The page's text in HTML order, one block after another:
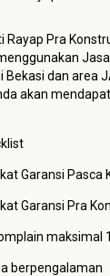
Pra
Bekasi dan area
akan
Garansi Pasca
Garansi Pra
maksimal
berpengalaman